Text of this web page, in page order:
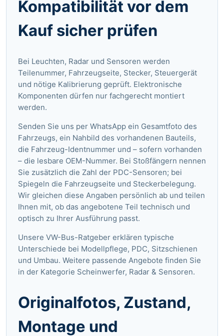
Kompatibilität vor dem
Kauf sicher prüfen
Bei Leuchten, Radar und Sensoren werden
Teilenummer, Fahrzeugseite, Stecker, Steuergerät
und nötige Kalibrierung geprüft. Elektronische
Komponenten dürfen nur fachgerecht montiert
werden.
Senden Sie uns per WhatsApp ein Gesamtfoto des
Fahrzeugs, ein Nahbild des vorhandenen Bauteils,
die Fahrzeug-Identnummer und – sofern vorhanden
– die lesbare OEM-Nummer. Bei Stoßfängern nennen
Sie zusätzlich die Zahl der PDC-Sensoren; bei
Spiegeln die Fahrzeugseite und Steckerbelegung.
Wir gleichen diese Angaben persönlich ab und teilen
Ihnen mit, ob das angebotene Teil technisch und
optisch zu Ihrer Ausführung passt.
Unsere VW-Bus-Ratgeber erklären typische
Unterschiede bei Modellpflege, PDC, Sitzschienen
und Umbau. Weitere passende Angebote finden Sie
in der Kategorie Scheinwerfer, Radar & Sensoren.
Originalfotos, Zustand,
Montage und